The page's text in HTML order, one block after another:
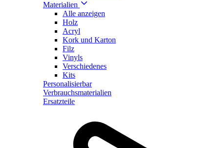
Materialien
Alle anzeigen
Holz
Acryl
Kork und Karton
Filz
Vinyls
Verschiedenes
Kits
Personalisierbar
Verbrauchsmaterialien
Ersatzteile